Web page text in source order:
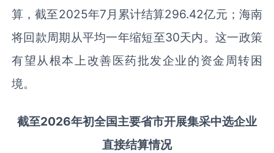
算，截至2025年7月累计结算296.42亿元；海南
将回款周期从平均一年缩短至30天内。这一政策
有望从根本上改善医药批发企业的资金周转困
境。
截至2026年初全国主要省市开展集采中选企业
直接结算情况